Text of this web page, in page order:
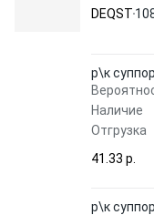
DEQST
р\к
Наличие
Отгрузка
41.33 p.
р\к